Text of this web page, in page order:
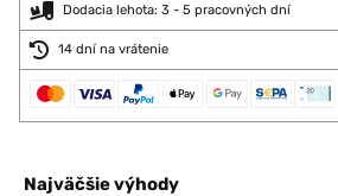
Dodacia lehota: 3 - 5 pracovných dní
14 dní na vrátenie
Najväčšie výhody